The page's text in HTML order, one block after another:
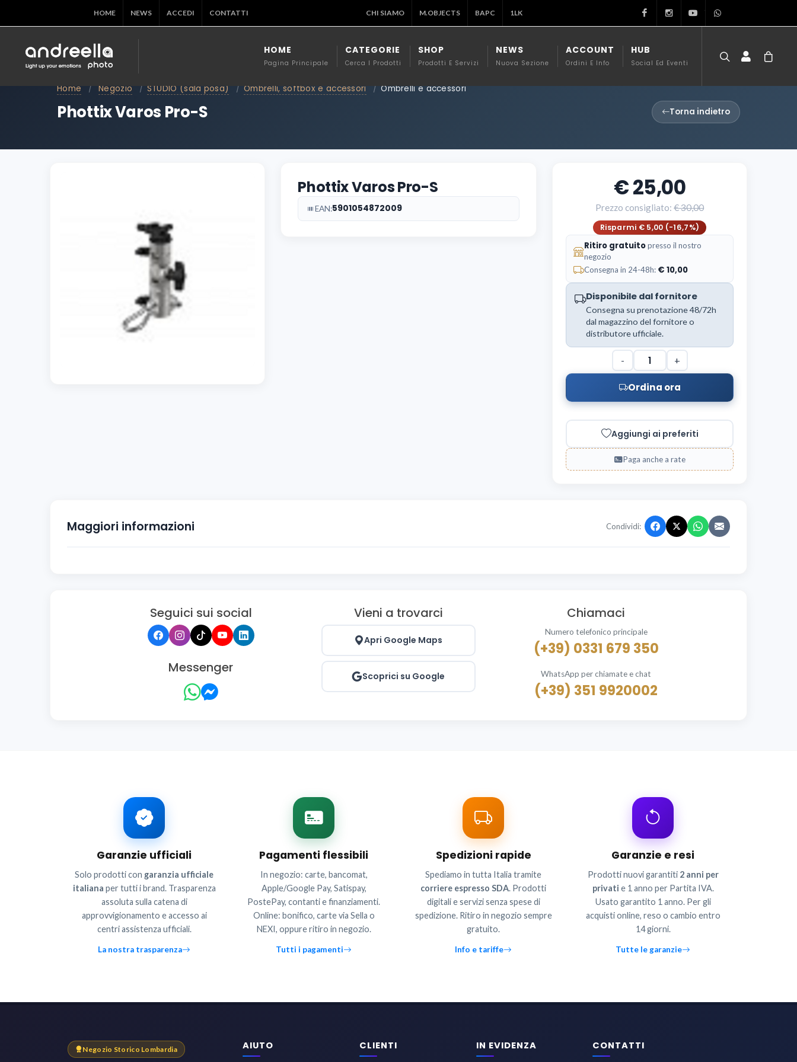
HOME NEWS ACCEDI CONTATTI CHI SIAMO M.OBJECTS BAPC 1LK FacebookInstagramYoutube
HOME
Pagina Principale
CATEGORIE
Cerca I Prodotti
SHOP
Prodotti E Servizi
NEWS
Nuova Sezione
ACCOUNT
Ordini E Info
HUB
Social Ed Eventi
Home / Negozio / STUDIO (sala posa) / Ombrelli, softbox e accessori / Ombrelli e accessori
Phottix Varos Pro-S Torna indietro
Phottix Varos Pro-S
EAN:5901054872009
25,00
Prezzo consigliato:30,00
Risparmi € 5,00 (-16,7%)
Ritiro gratuitopresso il nostro
negozio
Consegna in 24-48h: 10,00
Disponibile dal fornitore
Consegna su prenotazione 48/72h
dal magazzino del fornitore o
distributore ufficiale.
- +
Ordina ora
Aggiungi ai preferiti
Paga anche a rate
Maggiori informazioni Condividi:
Seguici sui social
Messenger
Vieni a trovarci
Apri Google Maps
Scoprici su Google
Chiamaci
Numero telefonico principale
(+39) 0331 679 350
WhatsApp per chiamate e chat
(+39) 351 9920002
Garanzie ufficiali
Solo prodotti con garanzia ufficiale
italiana per tutti i brand. Trasparenza
assoluta sulla catena di
approvvigionamento e accesso ai
centri assistenza ufficiali.
La nostra trasparenza
Pagamenti flessibili
In negozio: carte, bancomat,
Apple/Google Pay, Satispay,
PostePay, contanti e finanziamenti.
Online: bonifico, carte via Sella o
NEXI, oppure ritiro in negozio.
Tutti i pagamenti
Spedizioni rapide
Spediamo in tutta Italia tramite
corriere espresso SDA. Prodotti
digitali e servizi senza spese di
spedizione. Ritiro in negozio sempre
gratuito.
Info e tariffe
Garanzie e resi
Prodotti nuovi garantiti 2 anni per
privati e 1 anno per Partita IVA.
Usato garantito 1 anno. Per gli
acquisti online, reso o cambio entro
14 giorni.
Tutte le garanzie
Negozio Storico Lombardia AIUTO CLIENTI IN EVIDENZA CONTATTI